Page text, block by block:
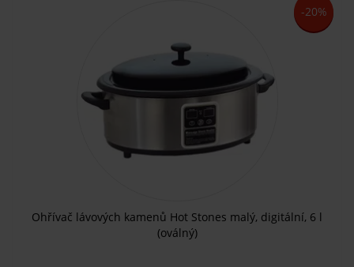
-20%
Ohřívač lávových kamenů Hot Stones malý, digitální, 6 l
(oválný)